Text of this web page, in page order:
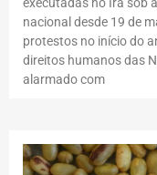
nacional desde 19 de
protestos no início do
direitos humanos das
alarmado com